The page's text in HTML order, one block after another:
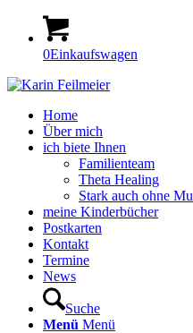
0Einkaufswagen
Home
Über mich
ich biete Ihnen
Familienteam
Theta Healing
Stark auch ohne
meine Kinderbücher
Postkarten
Kontakt
Termine
News
Suche
Menü Menü